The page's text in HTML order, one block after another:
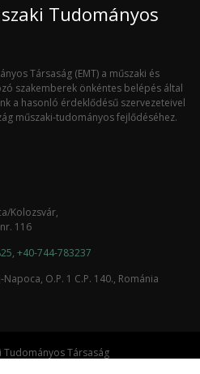
Tudományos
Társaság (EMT) a műszaki és
szakemberek önkéntes belépés által
a hasonló érdeklődésű szervezeteivel
műszaki-tudományos fejlődéséhez.
Kolozsvár,
116
, +40-744-783237
Napoca, O.P. 1 C.P. 140., Románia
Tudományos Társaság